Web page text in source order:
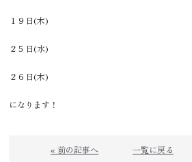
１９日(木)
２５日(水)
２６日(木)
になります！
« 前の記事へ 一覧に戻る